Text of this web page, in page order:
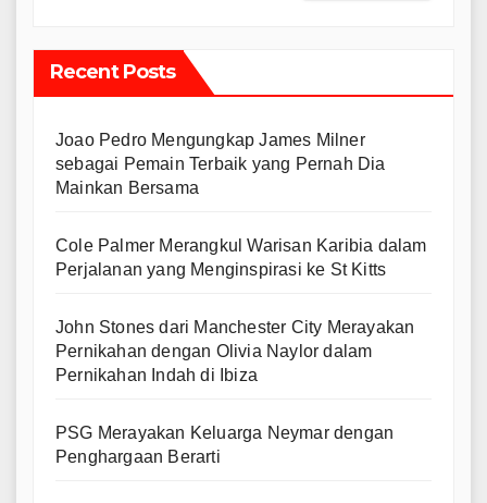
Recent Posts
Joao Pedro Mengungkap James Milner
sebagai Pemain Terbaik yang Pernah Dia
Mainkan Bersama
Cole Palmer Merangkul Warisan Karibia dalam
Perjalanan yang Menginspirasi ke St Kitts
John Stones dari Manchester City Merayakan
Pernikahan dengan Olivia Naylor dalam
Pernikahan Indah di Ibiza
PSG Merayakan Keluarga Neymar dengan
Penghargaan Berarti